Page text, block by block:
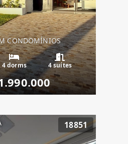
CONDOMÍNIOS
4 dorms 4 suítes
18851